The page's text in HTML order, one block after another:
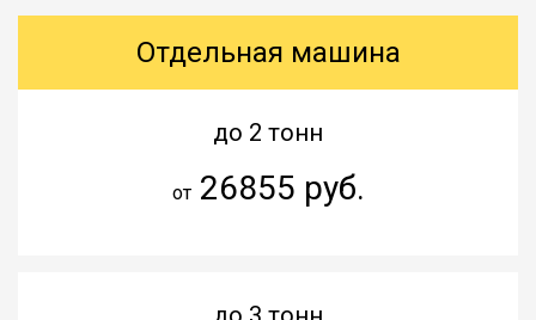
Отдельная машина
до 2 тонн
от26855 руб.